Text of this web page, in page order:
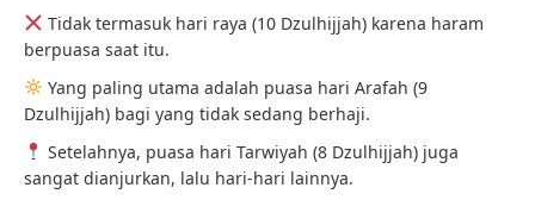
Tidak termasuk hari raya (10 Dzulhijjah) karena haram
berpuasa saat itu.
Yang paling utama adalah puasa hari Arafah (9
Dzulhijjah) bagi yang tidak sedang berhaji.
Setelahnya, puasa hari Tarwiyah (8 Dzulhijjah) juga
sangat dianjurkan, lalu hari-hari lainnya.